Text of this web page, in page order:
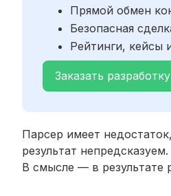
Прямой обмен
Безопасная
Рейтинги, кейсы
Заказать разработку
Парсер имеет
результат непредсказуем.
В смысле — в результате